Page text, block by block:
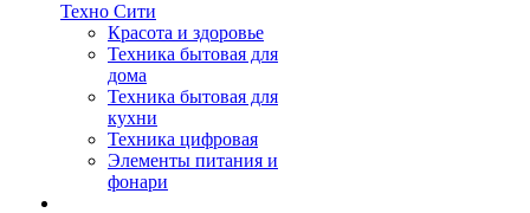
Техно Сити
Красота и здоровье
Техника бытовая для
дома
Техника бытовая для
кухни
Техника цифровая
Элементы питания и
фонари